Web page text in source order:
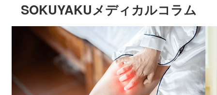
SOKUYAKUメディカルコラム